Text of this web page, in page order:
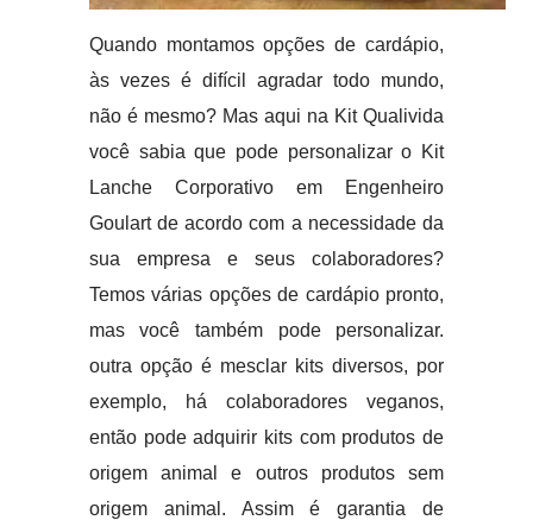
Quando montamos opções de cardápio,
às vezes é difícil agradar todo mundo,
não é mesmo? Mas aqui na Kit Qualivida
você sabia que pode personalizar o Kit
Lanche Corporativo em Engenheiro
Goulart de acordo com a necessidade da
sua empresa e seus colaboradores?
Temos várias opções de cardápio pronto,
mas você também pode personalizar.
outra opção é mesclar kits diversos, por
exemplo, há colaboradores veganos,
então pode adquirir kits com produtos de
origem animal e outros produtos sem
origem animal. Assim é garantia de